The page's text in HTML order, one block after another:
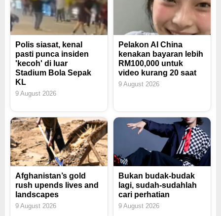
Polis siasat, kenal
pasti punca insiden
'kecoh' di luar
Stadium Bola Sepak
KL
9 August 2026
Pelakon AI China
kenakan bayaran lebih
RM100,000 untuk
video kurang 20 saat
9 August 2026
Afghanistan’s gold
rush upends lives and
landscapes
9 August 2026
Bukan budak-budak
lagi, sudah-sudahlah
cari perhatian
9 August 2026